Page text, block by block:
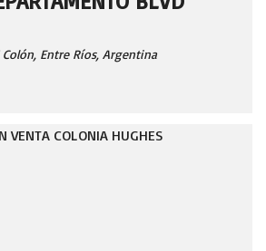
Entre Ríos, Argentina